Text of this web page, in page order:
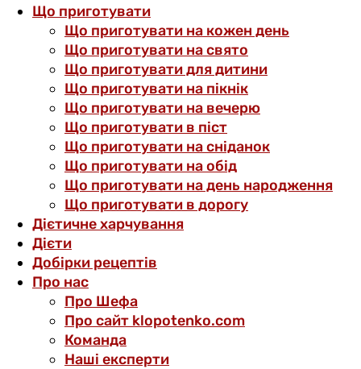
Що приготувати
Що приготувати на кожен день
Що приготувати на свято
Що приготувати для дитини
Що приготувати на пікнік
Що приготувати на вечерю
Що приготувати в піст
Що приготувати на сніданок
Що приготувати на обід
Що приготувати на день народження
Що приготувати в дорогу
Дієтичне харчування
Дієти
Добірки рецептів
Про нас
Про Шефа
Про сайт klopotenko.com
Команда
Наші експерти